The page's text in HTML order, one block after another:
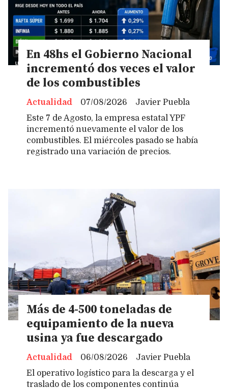
En 48hs el Gobierno Nacional
incrementó dos veces el valor
de los combustibles
Javier Puebla
Actualidad
07/08/2026
Este 7 de Agosto, la empresa estatal YPF
incrementó nuevamente el valor de los
combustibles. El miércoles pasado se había
registrado una variación de precios.
Más de 4-500 toneladas de
equipamiento de la nueva
usina ya fue descargado
Javier Puebla
Actualidad
06/08/2026
El operativo logístico para la descarga y el
traslado de los componentes continúa